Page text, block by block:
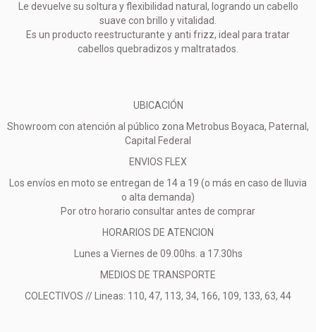
Le devuelve su soltura y flexibilidad natural, logrando un cabello
suave con brillo y vitalidad.
Es un producto reestructurante y anti frizz, ideal para tratar
cabellos quebradizos y maltratados.
UBICACIÓN
Showroom con atención al público zona Metrobus Boyaca, Paternal,
Capital Federal
ENVIOS FLEX
Los envíos en moto se entregan de 14 a 19 (o más en caso de lluvia
o alta demanda)
Por otro horario consultar antes de comprar
HORARIOS DE ATENCION
Lunes a Viernes de 09.00hs. a 17.30hs
MEDIOS DE TRANSPORTE
COLECTIVOS // Lineas: 110, 47, 113, 34, 166, 109, 133, 63, 44